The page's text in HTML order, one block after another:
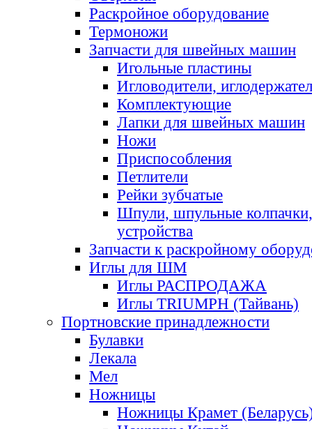
Раскройное оборудование
Термоножи
Запчасти для швейных машин
Игольные пластины
Игловодители,
Комплектующие
Лапки для швейных машин
Ножи
Приспособления
Петлители
Рейки зубчатые
Шпули, шпульные
устройства
Запчасти к раскройному
Иглы для ШМ
Иглы РАСПРОДАЖА
Иглы TRIUMPH (Тайвань)
Портновские принадлежности
Булавки
Лекала
Мел
Ножницы
Ножницы Крамет